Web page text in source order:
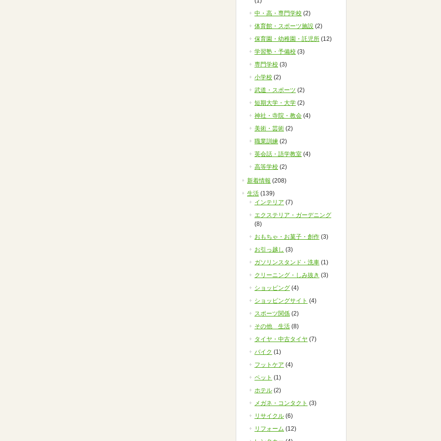
中・高・専門学校 (2)
体育館・スポーツ施設 (2)
保育園・幼稚園・託児所 (12)
学習塾・予備校 (3)
専門学校 (3)
小学校 (2)
武道・スポーツ (2)
短期大学・大学 (2)
神社・寺院・教会 (4)
美術・芸術 (2)
職業訓練 (2)
英会話・語学教室 (4)
高等学校 (2)
新着情報 (208)
生活 (139)
インテリア (7)
エクステリア・ガーデニング
(8)
おもちゃ・お菓子・創作 (3)
お引っ越し (3)
ガソリンスタンド・洗車 (1)
クリーニング・しみ抜き (3)
ショッピング (4)
ショッピングサイト (4)
スポーツ関係 (2)
その他 生活 (8)
タイヤ・中古タイヤ (7)
バイク (1)
フットケア (4)
ペット (1)
ホテル (2)
メガネ・コンタクト (3)
リサイクル (6)
リフォーム (12)